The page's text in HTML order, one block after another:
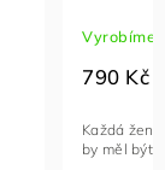
Vyrobíme
790 Kč
Každá
by měl být